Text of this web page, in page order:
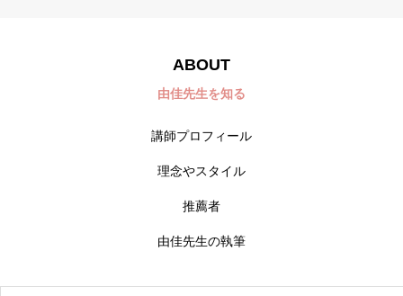
ABOUT
由佳先生を知る
講師プロフィール
理念やスタイル
推薦者
由佳先生の執筆